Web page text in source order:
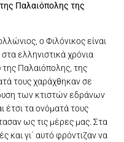
Παλαιόπολης της
ο Φιλόνικος είναι
ελληνιστικά χρόνια
της Παλαιόπολης, της
τους χαράχθηκαν σε
των κτιστών εδράνων
έτσι τα ονόματά τους
ως τις μέρες μας. Στα
και γι΄ αυτό φρόντιζαν να